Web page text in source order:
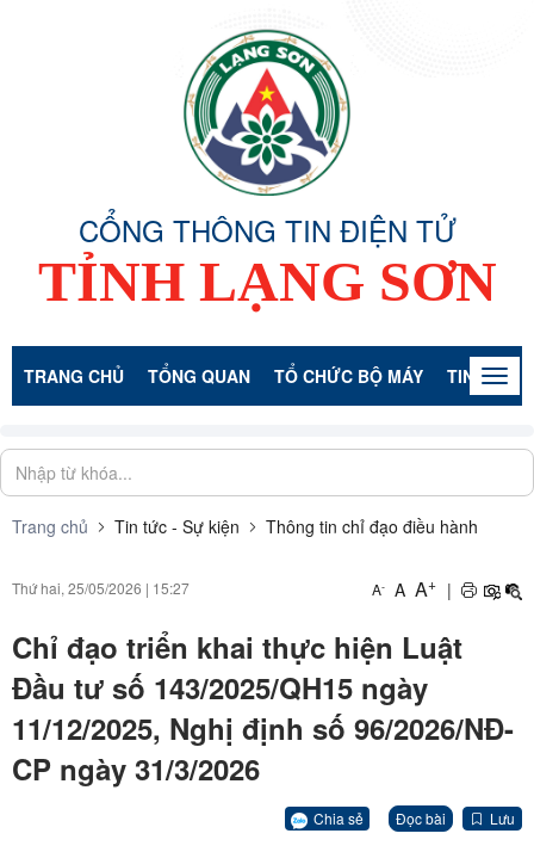
CỔNG THÔNG TIN ĐIỆN TỬ
TỈNH LẠNG SƠN
TRANG CHỦ TỔNG QUAN TỔ CHỨC BỘ MÁY TIN TỨC -
Trang chủ Tin tức - Sự kiện Thông tin chỉ đạo điều hành
Thứ hai, 25/05/2026 | 15:27 A- A A+ |
Chỉ đạo triển khai thực hiện Luật
Đầu tư số 143/2025/QH15 ngày
11/12/2025, Nghị định số 96/2026/NĐ-
CP ngày 31/3/2026
Chia sẻ Đọc bài Lưu